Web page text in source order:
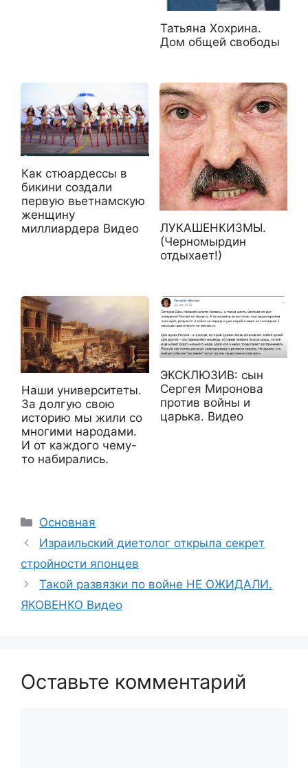
Татьяна Хохрина.
Дом общей свободы
Как стюардессы в
бикини создали
первую вьетнамскую
женщину
миллиардера Видео
ЛУКАШЕНКИЗМЫ.
(Черномырдин
отдыхает!)
Наши университеты.
За долгую свою
историю мы жили со
многими народами.
И от каждого чему-
то набирались.
ЭКСКЛЮЗИВ: сын
Сергея Миронова
против войны и
царька. Видео
Рубрики
Основная
Израильский диетолог открыла секрет
стройности японцев
Такой развязки по войне НЕ ОЖИДАЛИ.
ЯКОВЕНКО Видео
Оставьте комментарий